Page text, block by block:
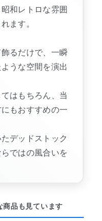
和レトロな雰囲
ます。
るだけで、一瞬
うな空間を演出
はもちろん、当
もおすすめの一
デッドストック
ではの風合いを
商品も見ています